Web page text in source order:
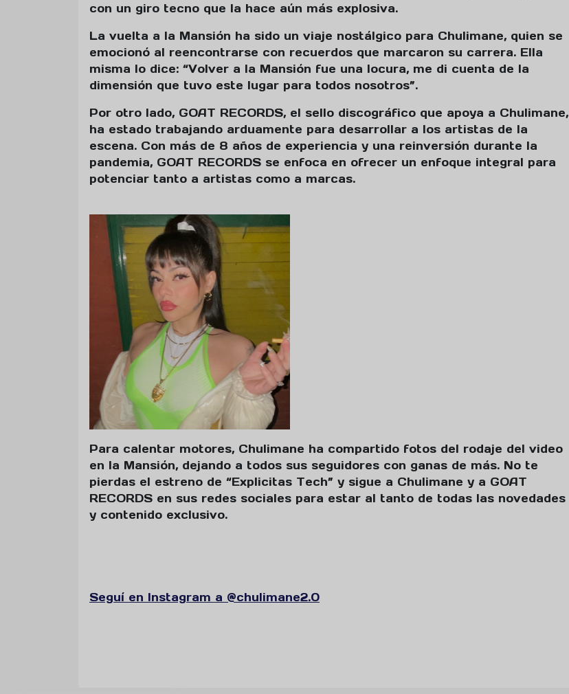
con un giro tecno que la hace aún más explosiva.
La vuelta a la Mansión ha sido un viaje nostálgico para Chulimane, quien se
emocionó al reencontrarse con recuerdos que marcaron su carrera. Ella
misma lo dice: “Volver a la Mansión fue una locura, me di cuenta de la
dimensión que tuvo este lugar para todos nosotros”.
Por otro lado, GOAT RECORDS, el sello discográfico que apoya a Chulimane,
ha estado trabajando arduamente para desarrollar a los artistas de la
escena. Con más de 8 años de experiencia y una reinversión durante la
pandemia, GOAT RECORDS se enfoca en ofrecer un enfoque integral para
potenciar tanto a artistas como a marcas.
Para calentar motores, Chulimane ha compartido fotos del rodaje del video
en la Mansión, dejando a todos sus seguidores con ganas de más. No te
pierdas el estreno de “Explicitas Tech” y sigue a Chulimane y a GOAT
RECORDS en sus redes sociales para estar al tanto de todas las novedades
y contenido exclusivo.
Seguí en Instagram a @chulimane2.0